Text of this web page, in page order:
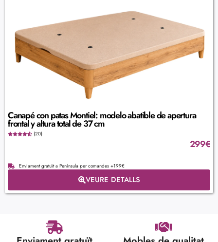
Canapé con patas Montiel: modelo abatible de apertura
frontal y altura total de 37 cm
(20)
299€
Enviament gratuït a Península per comandes +199€
VEURE DETALLS